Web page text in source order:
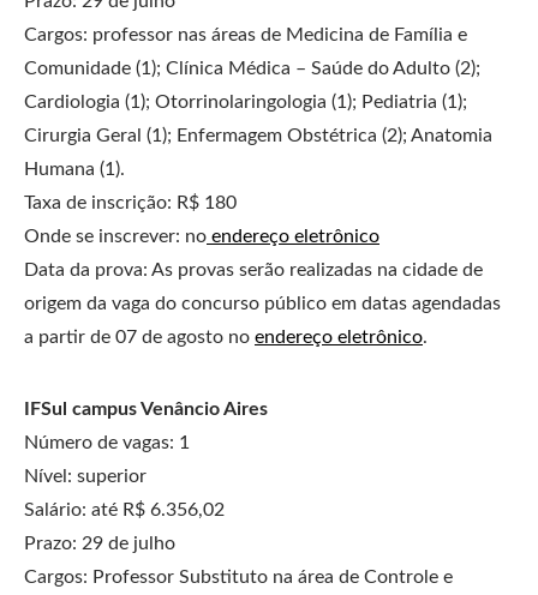
Cargos: professor nas áreas de Medicina de Família e
Comunidade (1); Clínica Médica – Saúde do Adulto (2);
Cardiologia (1); Otorrinolaringologia (1); Pediatria (1);
Cirurgia Geral (1); Enfermagem Obstétrica (2); Anatomia
Humana (1).
Taxa de inscrição: R$ 180
Onde se inscrever: no endereço eletrônico
Data da prova: As provas serão realizadas na cidade de
origem da vaga do concurso público em datas agendadas
a partir de 07 de agosto no endereço eletrônico.
IFSul campus Venâncio Aires
Número de vagas: 1
Nível: superior
Salário: até R$ 6.356,02
Prazo: 29 de julho
Cargos: Professor Substituto na área de Controle e